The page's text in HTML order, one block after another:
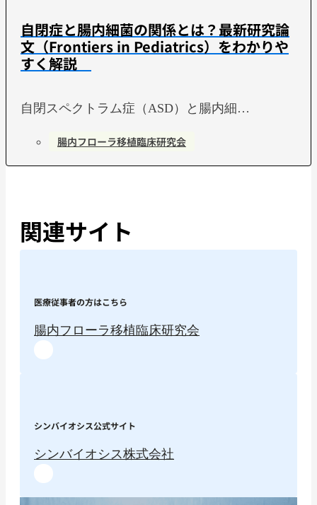
自閉症と腸内細菌の関係とは？最新研究論
文（Frontiers in Pediatrics）をわかりや
すく解説
自閉スペクトラム症（ASD）と腸内細…
腸内フローラ移植臨床研究会
関連サイト
医療従事者の方はこちら
腸内フローラ移植臨床研究会
シンバイオシス公式サイト
シンバイオシス株式会社